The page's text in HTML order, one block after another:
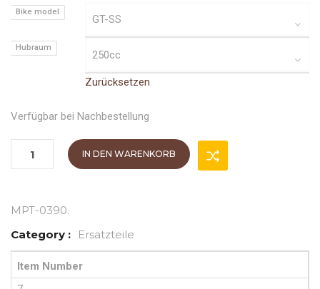
Bike model
Hubraum
Zurücksetzen
Verfügbar bei Nachbestellung
IN DEN WARENKORB
MPT-0390.
Category :
Ersatzteile
Item Number